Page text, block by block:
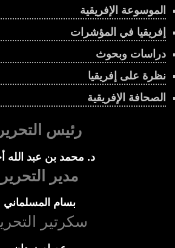
الموسوعة الإفريقية
إفريقيا في المؤشرات
دراسات وبحوث
نظرة على إفريقيا
الصحافة الإفريقية
رئيس التحرير
د. محمد بن عبد الله
مدير التحرير
بسام المسلماني
سكرتير